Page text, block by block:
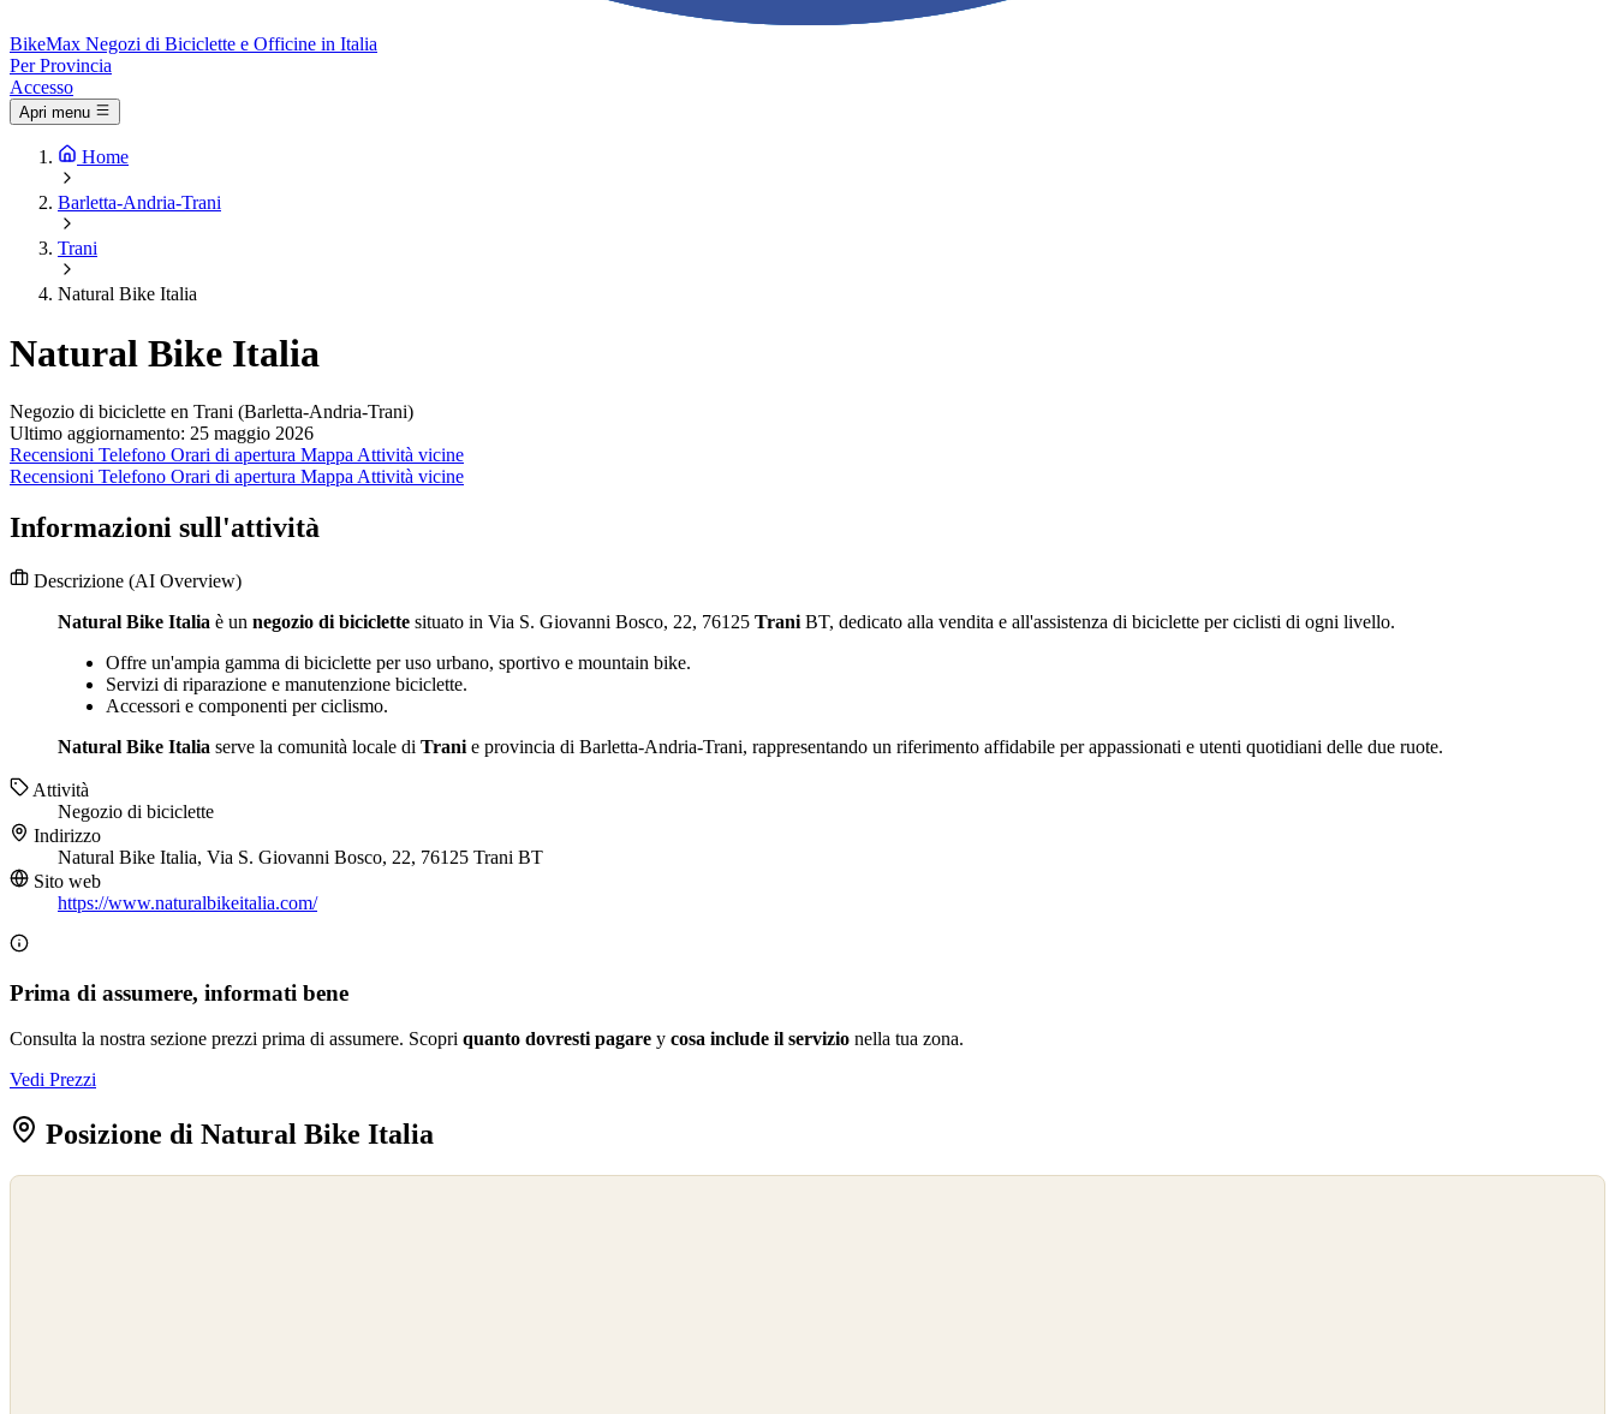
BikeMax Negozi di Biciclette e Officine in Italia
Per Provincia
Accesso
Apri menu
Home
Barletta-Andria-Trani
Trani
Natural Bike Italia
Natural Bike Italia
Negozio di biciclette en Trani (Barletta-Andria-Trani)
Ultimo aggiornamento: 25 maggio 2026
Recensioni Telefono Orari di apertura Mappa Attività vicine
Recensioni Telefono Orari di apertura Mappa Attività vicine
Informazioni sull'attività
Descrizione (AI Overview)
Natural Bike Italia è un negozio di biciclette situato in Via S. Giovanni Bosco, 22, 76125 Trani BT, dedicato alla vendita e all'assistenza di biciclette per ciclisti di ogni livello.
Offre un'ampia gamma di biciclette per uso urbano, sportivo e mountain bike.
Servizi di riparazione e manutenzione biciclette.
Accessori e componenti per ciclismo.
Natural Bike Italia serve la comunità locale di Trani e provincia di Barletta-Andria-Trani, rappresentando un riferimento affidabile per appassionati e utenti quotidiani delle due ruote.
Attività
Negozio di biciclette
Indirizzo
Natural Bike Italia, Via S. Giovanni Bosco, 22, 76125 Trani BT
Sito web
https://www.naturalbikeitalia.com/
Prima di assumere, informati bene
Consulta la nostra sezione prezzi prima di assumere. Scopri quanto dovresti pagare y cosa include il servizio nella tua zona.
Vedi Prezzi
Posizione di Natural Bike Italia